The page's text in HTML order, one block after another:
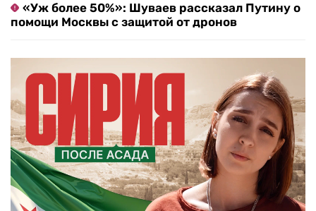
«Уж более 50%»: Шуваев рассказал Путину о
помощи Москвы с защитой от дронов